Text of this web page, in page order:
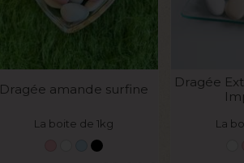
Dragée amande surfine
La boite de 1kg
Dragée
La